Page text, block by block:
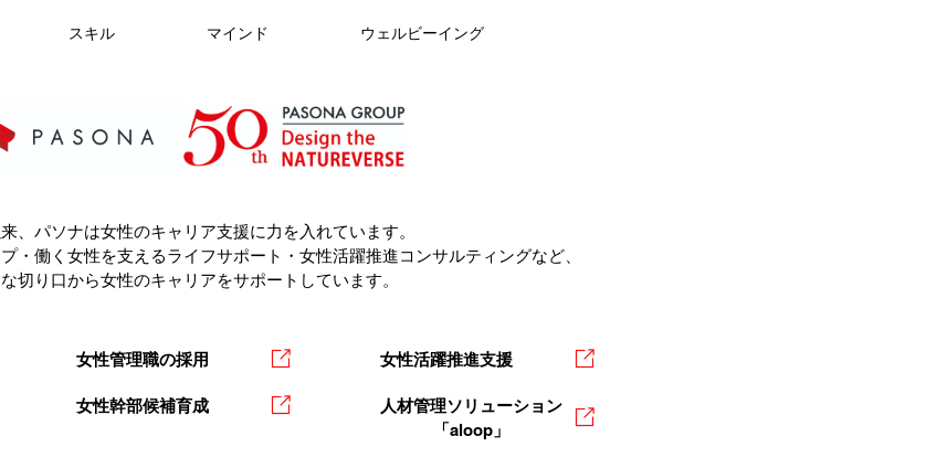
スキル マインド ウェルビーイング
、パソナは女性のキャリア支援に力を入れています。
・働く女性を支えるライフサポート・女性活躍推進コンサルティングなど、
切り口から女性のキャリアをサポートしています。
女性管理職の採用
女性活躍推進支援
女性幹部候補育成
人材管理ソリューション
「aloop」